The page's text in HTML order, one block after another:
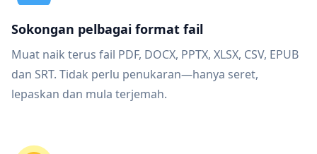
Sokongan pelbagai format fail
Muat naik terus fail PDF, DOCX, PPTX, XLSX, CSV, EPUB
dan SRT. Tidak perlu penukaran—hanya seret,
lepaskan dan mula terjemah.